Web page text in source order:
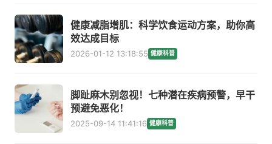
健康减脂增肌：科学饮食运动方案，助你高
效达成目标
2026-01-12 13:18:55 健康科普
脚趾麻木别忽视！七种潜在疾病预警，早干
预避免恶化！
2025-09-14 11:41:16 健康科普